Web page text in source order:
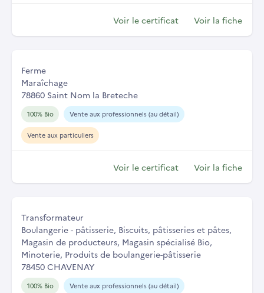
Voir le certificat Voir la fiche
Ferme
Maraîchage
78860 Saint Nom la Breteche
100% Bio Vente aux professionnels (au détail)
Vente aux particuliers
Voir le certificat Voir la fiche
Transformateur
Boulangerie - pâtisserie, Biscuits, pâtisseries et pâtes,
Magasin de producteurs, Magasin spécialisé Bio,
Minoterie, Produits de boulangerie-pâtisserie
78450 CHAVENAY
100% Bio Vente aux professionnels (au détail)